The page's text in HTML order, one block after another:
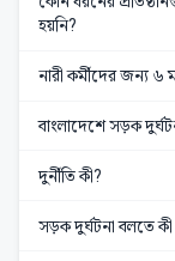
হয়নি?
নারী কর্মীদের জন্য ৬
বাংলাদেশে সড়ক
দুর্নীতি কী?
সড়ক দুর্ঘটনা বলতে